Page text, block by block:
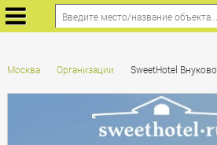
Москва Организации SweetHotel Внуково